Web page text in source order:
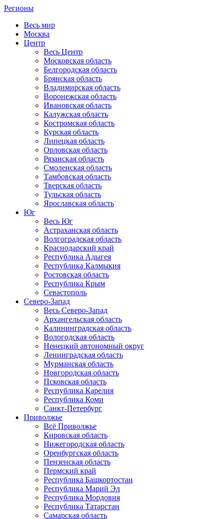
Регионы
Весь мир
Москва
Центр
Весь Центр
Московская область
Белгородская область
Брянская область
Владимирская область
Воронежская область
Ивановская область
Калужская область
Костромская область
Курская область
Липецкая область
Орловская область
Рязанская область
Смоленская область
Тамбовская область
Тверская область
Тульская область
Ярославская область
Юг
Весь Юг
Астраханская область
Волгоградская область
Краснодарский край
Республика Адыгея
Республика Калмыкия
Ростовская область
Республика Крым
Севастополь
Северо-Запад
Весь Северо-Запад
Архангельская область
Калининградская область
Вологодская область
Ненецкий автономный округ
Ленинградская область
Мурманская область
Новгородская область
Псковская область
Республика Карелия
Республика Коми
Санкт-Петербург
Приволжье
Всё Приволжье
Кировская область
Нижегородская область
Оренбургская область
Пензенская область
Пермский край
Республика Башкортостан
Республика Марий Эл
Республика Мордовия
Республика Татарстан
Самарская область